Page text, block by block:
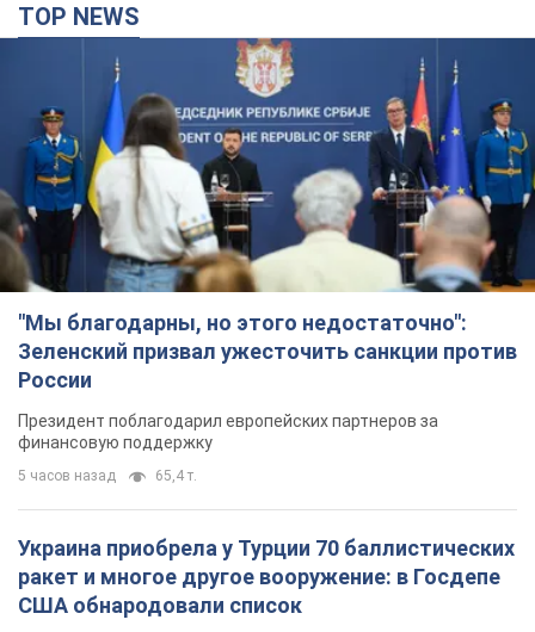
TOP NEWS
"Мы благодарны, но этого недостаточно":
Зеленский призвал ужесточить санкции против
России
Президент поблагодарил европейских партнеров за
финансовую поддержку
5 часов назад 65,4 т.
Украина приобрела у Турции 70 баллистических
ракет и многое другое вооружение: в Госдепе
США обнародовали список